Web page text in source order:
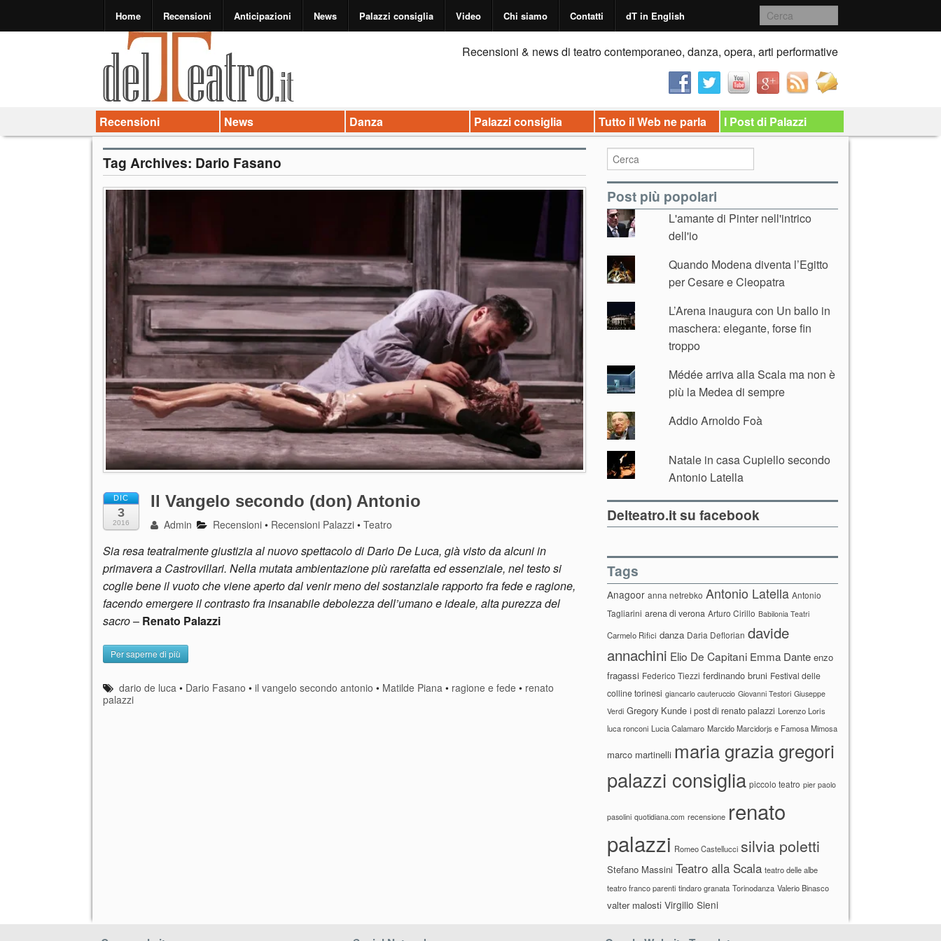
Home Recensioni Anticipazioni News Palazzi consiglia Video Chi siamo Contatti dT in English
Recensioni & news di teatro contemporaneo, danza, opera, arti performative
Recensioni News Danza Palazzi consiglia Tutto il Web ne parla I Post di Palazzi
Tag Archives: Dario Fasano
DIC
3
2016
Il Vangelo secondo (don) Antonio
Admin Recensioni • Recensioni Palazzi •Teatro
Sia resa teatralmente giustizia al nuovo spettacolo di Dario De Luca, già visto da alcuni in
primavera a Castrovillari. Nella mutata ambientazione più rarefatta ed essenziale, nel testo si
coglie bene il vuoto che viene aperto dal venir meno del sostanziale rapporto fra fede e ragione,
facendo emergere il contrasto fra insanabile debolezza dell’umano e ideale, alta purezza del
sacro– Renato Palazzi
Per saperne di più
dario de luca • Dario Fasano •il vangelo secondo antonio • Matilde Piana • ragione e fede • renato
palazzi
Post più popolari
L'amante di Pinter nell'intrico
dell'io
Quando Modena diventa l’Egitto
per Cesare e Cleopatra
L’Arena inaugura con Un ballo in
maschera: elegante, forse fin
troppo
Médée arriva alla Scala ma non è
più la Medea di sempre
Addio Arnoldo Foà
Natale in casa Cupiello secondo
Antonio Latella
Delteatro.it su facebook
Tags
Anagoor anna netrebko Antonio Latella Antonio
Tagliarini arena di verona Arturo Cirillo Babilonia Teatri
Carmelo Rifici danza Daria Deflorian davide
annachini Elio De Capitani Emma Dante enzo
fragassi Federico Tiezzi ferdinando bruni Festival delle
colline torinesi giancarlo cauteruccio Giovanni Testori Giuseppe
Verdi Gregory Kunde i post di renato palazzi Lorenzo Loris
luca ronconi Lucia Calamaro Marcido Marcidorjs e Famosa Mimosa
marco martinelli maria grazia gregori
palazzi consiglia piccolo teatro pier paolo
pasolini quotidiana.com recensione renato
palazzi Romeo Castellucci silvia poletti
Stefano Massini Teatro alla Scala teatro delle albe
teatro franco parenti tindaro granata Torinodanza Valerio Binasco
valter malosti Virgilio Sieni